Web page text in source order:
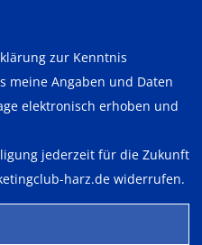
zur Kenntnis
meine Angaben und Daten
elektronisch erhoben und
jederzeit für die Zukunft
harz.de widerrufen.